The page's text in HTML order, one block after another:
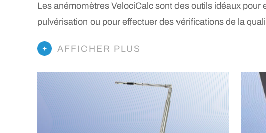
Les anémomètres VelociCalc sont des outils idéaux
pulvérisation ou pour effectuer des vérifications de la
AFFICHER PLUS